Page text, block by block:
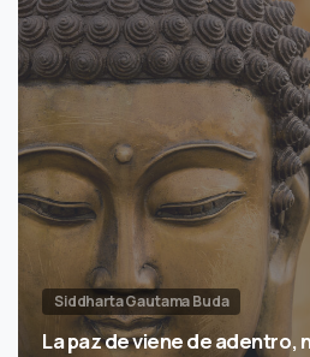
Siddharta Gautama Buda
La paz de viene de adentro,